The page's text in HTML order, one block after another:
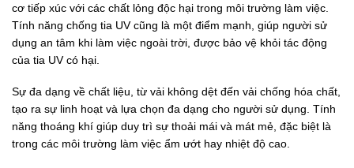
cơ tiếp xúc với các chất lỏng độc hại trong môi trường làm việc.
Tính năng chống tia UV cũng là một điểm mạnh, giúp người sử
dụng an tâm khi làm việc ngoài trời, được bảo vệ khỏi tác động
của tia UV có hại.
Sự đa dạng về chất liệu, từ vải không dệt đến vải chống hóa chất,
tạo ra sự linh hoạt và lựa chọn đa dạng cho người sử dụng. Tính
năng thoáng khí giúp duy trì sự thoải mái và mát mẻ, đặc biệt là
trong các môi trường làm việc ẩm ướt hay nhiệt độ cao.